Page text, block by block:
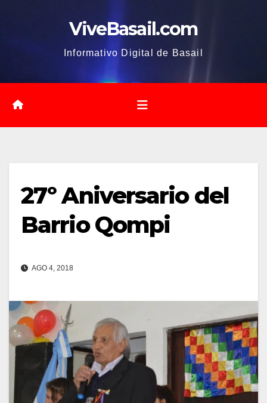
ViveBasail.com
Informativo Digital de Basail
27º Aniversario del
Barrio Qompi
AGO 4, 2018